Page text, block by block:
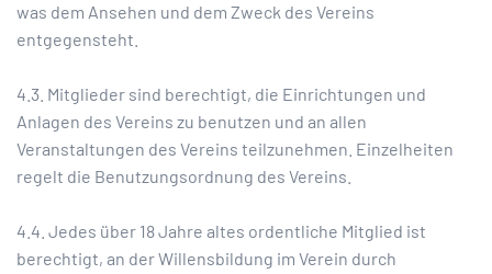
was dem Ansehen und dem Zweck des Vereins
entgegensteht.
4.3. Mitglieder sind berechtigt, die Einrichtungen und
Anlagen des Vereins zu benutzen und an allen
Veranstaltungen des Vereins teilzunehmen. Einzelheiten
regelt die Benutzungsordnung des Vereins.
4.4. Jedes über 18 Jahre altes ordentliche Mitglied ist
berechtigt, an der Willensbildung im Verein durch